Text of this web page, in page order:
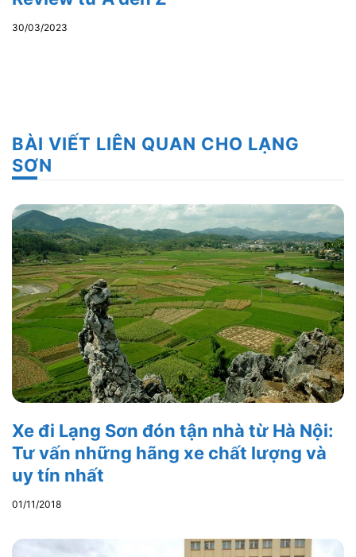
30/03/2023
BÀI VIẾT LIÊN QUAN CHO LẠNG
SƠN
Xe đi Lạng Sơn đón tận nhà từ Hà Nội:
Tư vấn những hãng xe chất lượng và
uy tín nhất
01/11/2018